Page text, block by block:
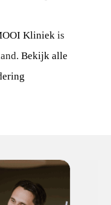
Kliniekis
Bekijk alle